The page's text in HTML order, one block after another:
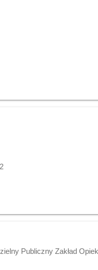
Publiczny Zakład